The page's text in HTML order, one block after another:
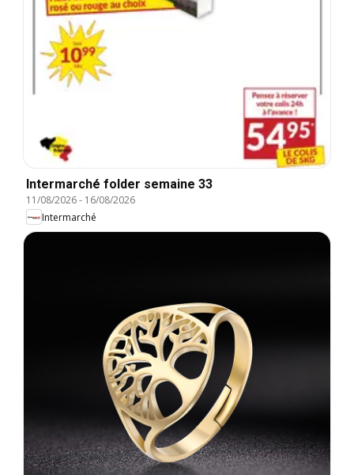
Intermarché folder semaine 33
11/08/2026- 16/08/2026
Intermarché